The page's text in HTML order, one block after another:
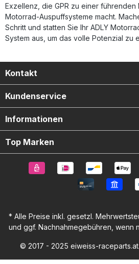
Exzellenz, die GPR zu einer
Motorrad-Auspuffsysteme macht.
Schritt und statten Sie Ihr ADLY
System aus, um das volle Potenzial zu
Kontakt
Kundenservice
Informationen
Top Marken
* Alle Preise inkl. gesetzl.
und ggf. Nachnahmegebühren, wenn
© 2017 - 2025 eiweiss-